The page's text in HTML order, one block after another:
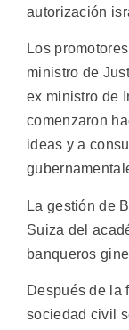
autorización
Los
ministro de
ex ministro de
comenzaron
ideas y a
La gestión de
Suiza del
banqueros
Después de la
sociedad civil